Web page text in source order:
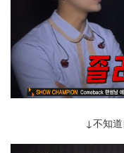
↓不知道